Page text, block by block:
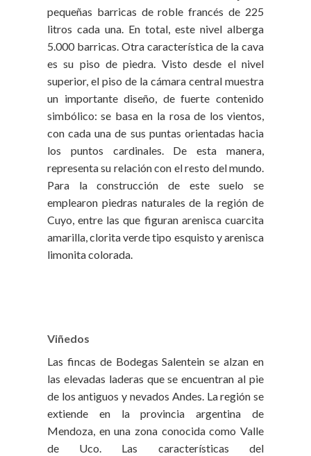
pequeñas barricas de roble francés de 225
litros cada una. En total, este nivel alberga
5.000 barricas. Otra característica de la cava
es su piso de piedra. Visto desde el nivel
superior, el piso de la cámara central muestra
un importante diseño, de fuerte contenido
simbólico: se basa en la rosa de los vientos,
con cada una de sus puntas orientadas hacia
los puntos cardinales. De esta manera,
representa su relación con el resto del mundo.
Para la construcción de este suelo se
emplearon piedras naturales de la región de
Cuyo, entre las que figuran arenisca cuarcita
amarilla, clorita verde tipo esquisto y arenisca
limonita colorada.
Viñedos
Las fincas de Bodegas Salentein se alzan en
las elevadas laderas que se encuentran al pie
de los antiguos y nevados Andes. La región se
extiende en la provincia argentina de
Mendoza, en una zona conocida como Valle
de Uco. Las características del